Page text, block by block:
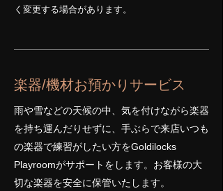
く変更する場合があります。
楽器/機材お預かりサービス
雨や雪などの天候の中、気を付けながら楽器
を持ち運んだりせずに、手ぶらで来店いつも
の楽器で練習がしたい方をGoldilocks
Playroomがサポートをします。お客様の大
切な楽器を安全に保管いたします。